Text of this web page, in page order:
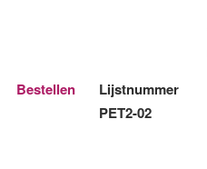
Bestellen
Lijstnummer
PET2-02